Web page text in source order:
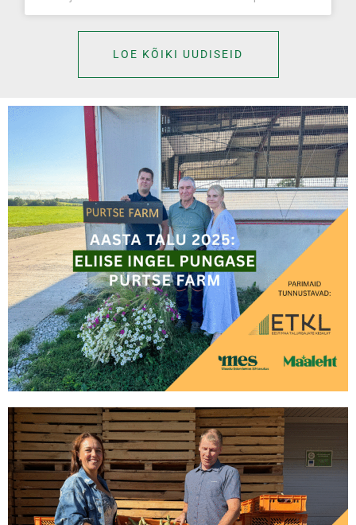
LOE KÕIKI UUDISEID